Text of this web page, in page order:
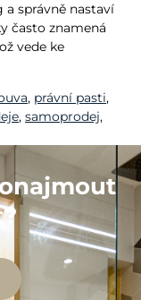
správně nastaví
často znamená
vede ke
, právní pasti,
, samoprodej,